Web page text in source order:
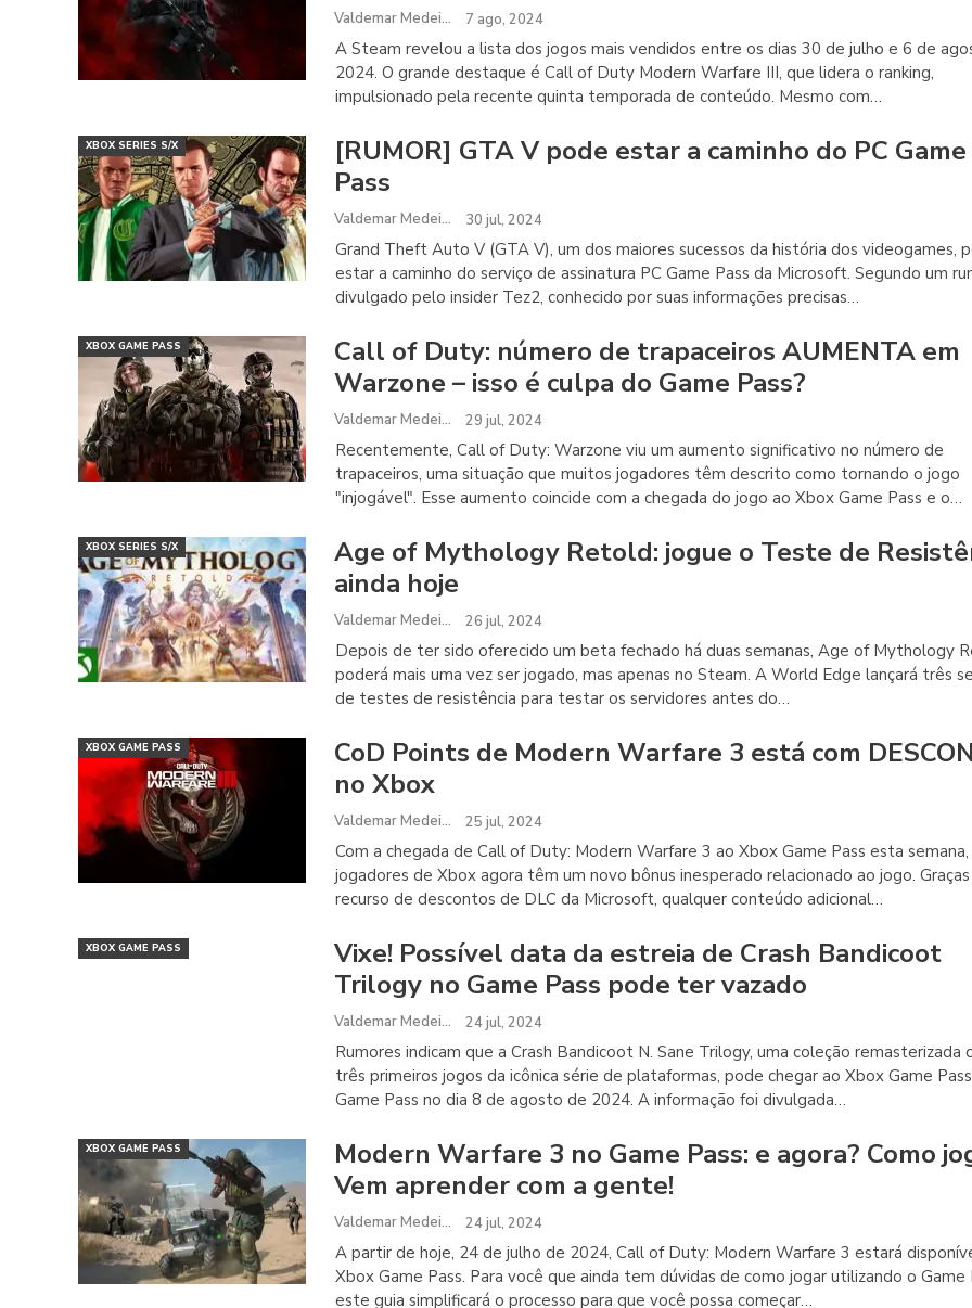
Valdemar Medeiros 7 ago, 2024
A Steam revelou a lista dos jogos mais vendidos entre os dias 30 de julho e 6 de
2024. O grande destaque é Call of Duty Modern Warfare III, que lidera o ranking,
impulsionado pela recente quinta temporada de conteúdo. Mesmo com…
XBOX SERIES S/X
[RUMOR] GTA V pode estar a caminho do PC Game
Pass
Valdemar Medeiros 30 jul, 2024
Grand Theft Auto V (GTA V), um dos maiores sucessos da história dos videogames,
estar a caminho do serviço de assinatura PC Game Pass da Microsoft. Segundo um
divulgado pelo insider Tez2, conhecido por suas informações precisas…
XBOX GAME PASS
Call of Duty: número de trapaceiros AUMENTA em
Warzone – isso é culpa do Game Pass?
Valdemar Medeiros 29 jul, 2024
Recentemente, Call of Duty: Warzone viu um aumento significativo no número de
trapaceiros, uma situação que muitos jogadores têm descrito como tornando o jogo
"injogável". Esse aumento coincide com a chegada do jogo ao Xbox Game Pass e o…
XBOX SERIES S/X
Age of Mythology Retold: jogue o Teste de
ainda hoje
Valdemar Medeiros 26 jul, 2024
Depois de ter sido oferecido um beta fechado há duas semanas, Age of Mythology
poderá mais uma vez ser jogado, mas apenas no Steam. A World Edge lançará três
de testes de resistência para testar os servidores antes do…
XBOX GAME PASS
CoD Points de Modern Warfare 3 está com
no Xbox
Valdemar Medeiros 25 jul, 2024
Com a chegada de Call of Duty: Modern Warfare 3 ao Xbox Game Pass esta semana,
jogadores de Xbox agora têm um novo bônus inesperado relacionado ao jogo.
recurso de descontos de DLC da Microsoft, qualquer conteúdo adicional…
XBOX GAME PASS
Vixe! Possível data da estreia de Crash Bandicoot
Trilogy no Game Pass pode ter vazado
Valdemar Medeiros 24 jul, 2024
Rumores indicam que a Crash Bandicoot N. Sane Trilogy, uma coleção remasterizada
três primeiros jogos da icônica série de plataformas, pode chegar ao Xbox Game
Game Pass no dia 8 de agosto de 2024. A informação foi divulgada…
XBOX GAME PASS
Modern Warfare 3 no Game Pass: e agora? Como
Vem aprender com a gente!
Valdemar Medeiros 24 jul, 2024
A partir de hoje, 24 de julho de 2024, Call of Duty: Modern Warfare 3 estará
Xbox Game Pass. Para você que ainda tem dúvidas de como jogar utilizando o Game
este guia simplificará o processo para que você possa começar…